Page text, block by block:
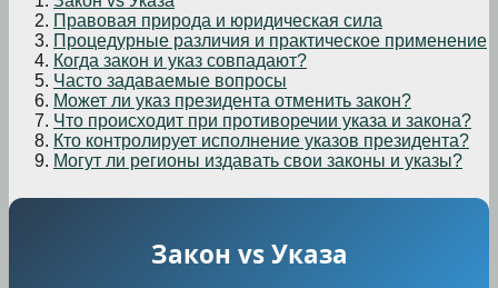
Правовая природа и юридическая сила
Процедурные различия и практическое применение
Когда закон и указ совпадают?
Часто задаваемые вопросы
Может ли указ президента отменить закон?
Что происходит при противоречии указа и закона?
Кто контролирует исполнение указов президента?
Могут ли регионы издавать свои законы и указы?
Закон vs Указа